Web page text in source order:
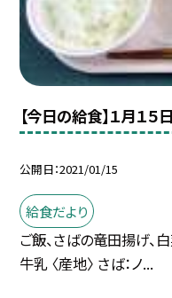
【今日の給食】１月１５日
公開日 2021/01/15
給食だより
ご飯、さばの竜田揚げ、
牛乳 〈産地〉 さば：ノ...